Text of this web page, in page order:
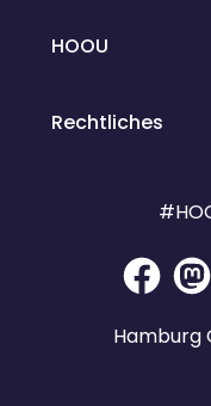
HOOU
Rechtliches
Hamburg